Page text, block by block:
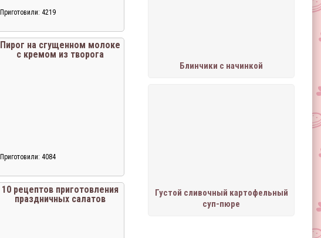
Блинчики с начинкой
Густой сливочный картофельный
суп-пюре
Приготовили: 4219
Пирог на сгущенном молоке
с кремом из творога
Приготовили: 4084
10 рецептов приготовления
праздничных салатов